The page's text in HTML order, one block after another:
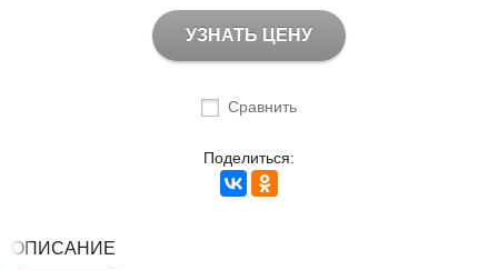
УЗНАТЬ ЦЕНУ
Сравнить
Поделиться:
ОПИСАНИЕ